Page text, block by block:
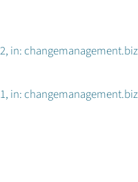
in:
in: